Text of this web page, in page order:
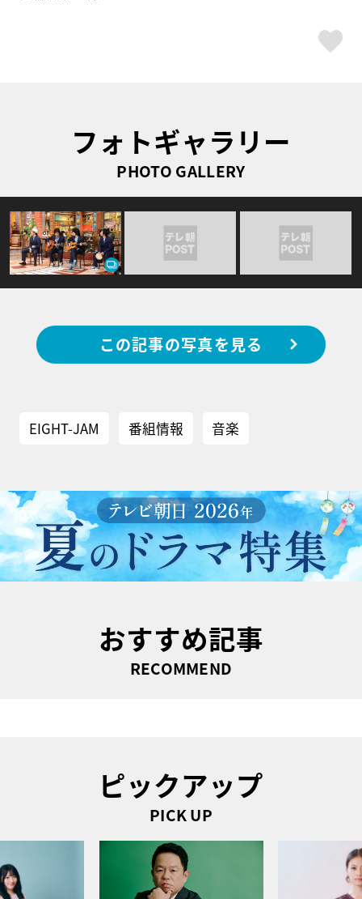
フォトギャラリー
PHOTO GALLERY
この記事の写真を見る
EIGHT-JAM 番組情報 音楽
おすすめ記事
RECOMMEND
ピックアップ
PICK UP